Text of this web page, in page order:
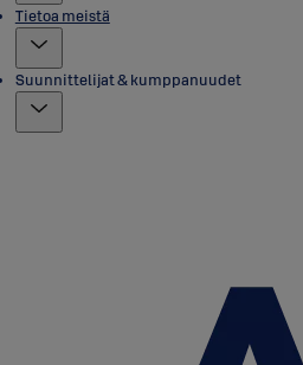
Tietoa meistä
Suunnittelijat & kumppanuudet